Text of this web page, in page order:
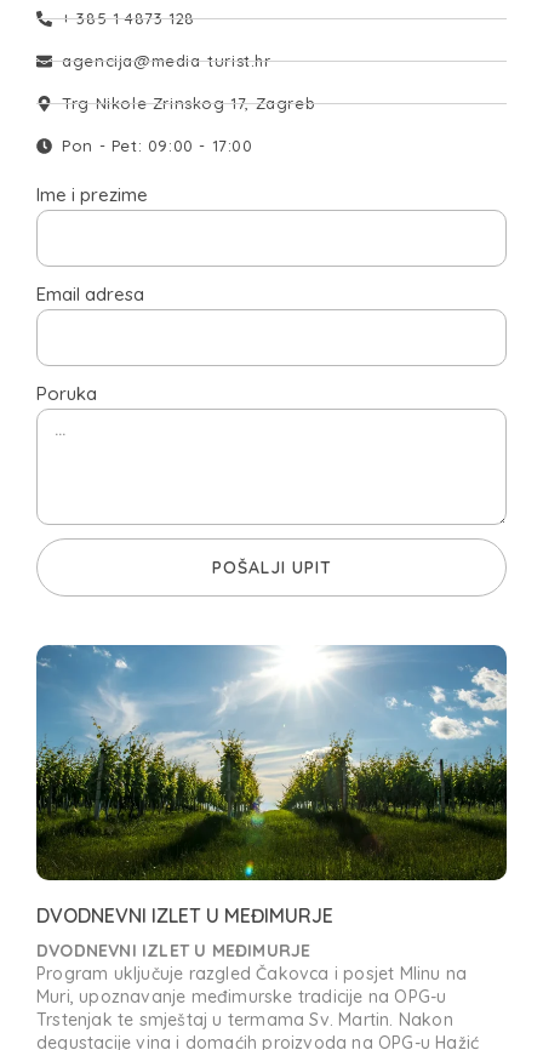
+ 385 1 4873 128
agencija@media-turist.hr
Trg Nikole Zrinskog 17, Zagreb
Pon - Pet: 09:00 - 17:00
Ime i prezime
Email adresa
Poruka
POŠALJI UPIT
DVODNEVNI IZLET U MEĐIMURJE
DVODNEVNI IZLET U MEĐIMURJE
Program uključuje razgled Čakovca i posjet Mlinu na
Muri, upoznavanje međimurske tradicije na OPG-u
Trstenjak te smještaj u termama Sv. Martin. Nakon
degustacije vina i domaćih proizvoda na OPG-u Hažić